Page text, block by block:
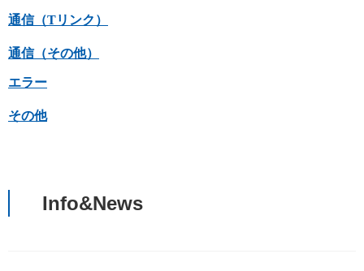
通信（Tリンク）
通信（その他）
エラー
その他
Info&News